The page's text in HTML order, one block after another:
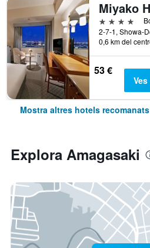
4 estrelles
0,6 km del
53 €
Mostra altres hotels recomanats
Explora Amagasaki